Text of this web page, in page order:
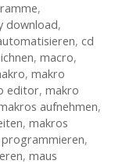
,
download,
, cd
, macro,
, makro
editor, makro
aufnehmen,
, makros
,
, maus